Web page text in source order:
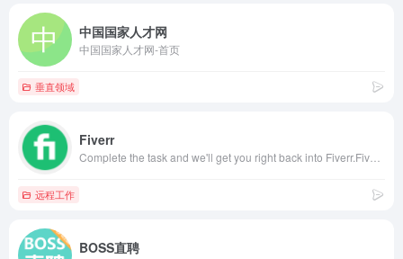
中国国家人才网
中国国家人才网-首页
垂直领域
Fiverr
远程工作
BOSS直聘